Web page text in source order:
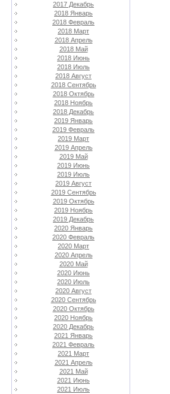
2017 Декабрь
2018 Январь
2018 Февраль
2018 Март
2018 Апрель
2018 Май
2018 Июнь
2018 Июль
2018 Август
2018 Сентябрь
2018 Октябрь
2018 Ноябрь
2018 Декабрь
2019 Январь
2019 Февраль
2019 Март
2019 Апрель
2019 Май
2019 Июнь
2019 Июль
2019 Август
2019 Сентябрь
2019 Октябрь
2019 Ноябрь
2019 Декабрь
2020 Январь
2020 Февраль
2020 Март
2020 Апрель
2020 Май
2020 Июнь
2020 Июль
2020 Август
2020 Сентябрь
2020 Октябрь
2020 Ноябрь
2020 Декабрь
2021 Январь
2021 Февраль
2021 Март
2021 Апрель
2021 Май
2021 Июнь
2021 Июль